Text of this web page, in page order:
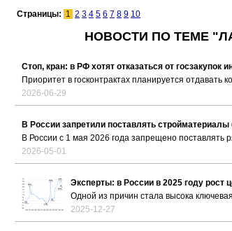
Страницы: 1 2 3 4 5 6 7 8 9 10
НОВОСТИ ПО ТЕМЕ
Стоп, кран: в РФ хотят отказаться от госзакупок
Приоритет в госконтрактах планируется
2026-06-29
В России запретили поставлять стройматериалы
В России с 1 мая 2026 года запрещено поставлять
2026-05-01
Эксперты: в России в 2025 году рост
Одной из причин стала высока
2025-12-27